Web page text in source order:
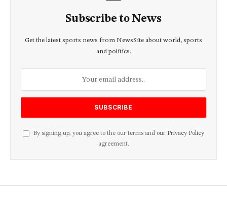
Subscribe to News
Get the latest sports news from NewsSite about world, sports
and politics.
By signing up, you agree to the our terms and our Privacy Policy
agreement.